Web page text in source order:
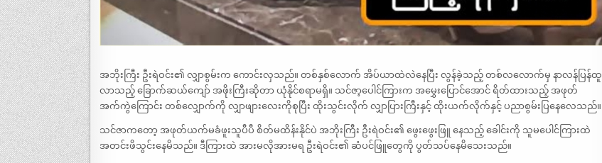
အဘိုးကြီး ဦးရဲဝင်း၏ လျှာစွမ်းက ကောင်းလှသည်။ တစ်နှစ်လောက် အိပ်ယာထဲလဲနေပြီး လွန်ခဲ့သည့် တစ်လလောက်မှ နာလန်ပြန်ထူ
လာသည့် ခြောက်ဆယ်ကျော် အဖိုးကြီးဆိုတာ ယုံနိုင်စရာမရှိ။ သင်ဇာ့ပေါင်ကြားက အမွှေးပြောင်အောင် ရိတ်ထားသည့် အဖုတ်
အက်ကွဲကြောင်း တစ်လျှောက်ကို လျှာဖျားလေးကိုစုပြီး ထိုးသွင်းလိုက် လျှာပြားကြီးနှင့် ထိုးယက်လိုက်နှင့် ပညာစွမ်းပြနေလေသည်။
သင်ဇာကတော့ အဖုတ်ယက်မခံဖူးသူပီပီ စိတ်မထိန်းနိုင်ပဲ အဘိုးကြီး ဦးရဲဝင်း၏ ဖွေးဖွေးဖြူ နေသည့် ခေါင်းကို သူမပေါင်ကြားထဲ
အတင်းဖိသွင်းနေမိသည်။ ဒီကြားထဲ အားမလိုအားမရ ဦးရဲဝင်း၏ ဆံပင်ဖြူတွေကို ပွတ်သပ်နေမိသေးသည်။